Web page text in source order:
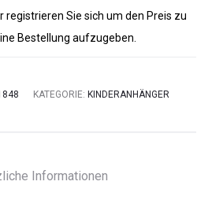
registrieren Sie sich um den Preis zu
Bestellung aufzugeben.
KATEGORIE: KINDERANHÄNGER
Informationen